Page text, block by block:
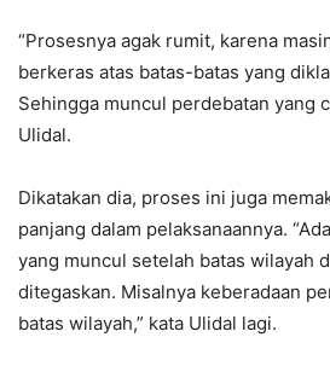
“Prosesnya agak rumit, karena
berkeras atas batas-batas yang
Sehingga muncul perdebatan yang
Ulidal.
Dikatakan dia, proses ini juga
panjang dalam pelaksanaannya.
yang muncul setelah batas wilayah
ditegaskan. Misalnya keberadaan
batas wilayah,” kata Ulidal lagi.